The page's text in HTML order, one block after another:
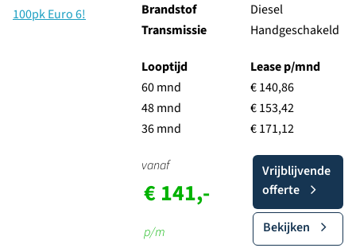
Brandstof
Diesel
Transmissie
Handgeschakeld
Looptijd
60 mnd
48 mnd
36 mnd
Lease p/mnd
€ 140,86
€ 153,42
€ 171,12
vanaf
€ 141,-
p/m
Vrijblijvende
offerte
Bekijken